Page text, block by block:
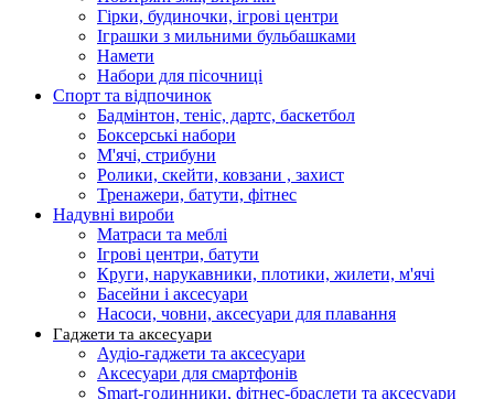
Гірки, будиночки, ігрові центри
Іграшки з мильними бульбашками
Намети
Набори для пісочниці
Спорт та відпочинок
Бадмінтон, теніс, дартс, баскетбол
Боксерські набори
М'ячі, стрибуни
Ролики, скейти, ковзани , захист
Тренажери, батути, фітнес
Надувні вироби
Матраси та меблі
Ігрові центри, батути
Круги, нарукавники, плотики, жилети, м'ячі
Басейни і аксесуари
Насоси, човни, аксесуари для плавання
Гаджети та аксесуари
Аудіо-гаджети та аксесуари
Аксесуари для смартфонів
Smart-годинники, фітнес-браслети та аксесуари